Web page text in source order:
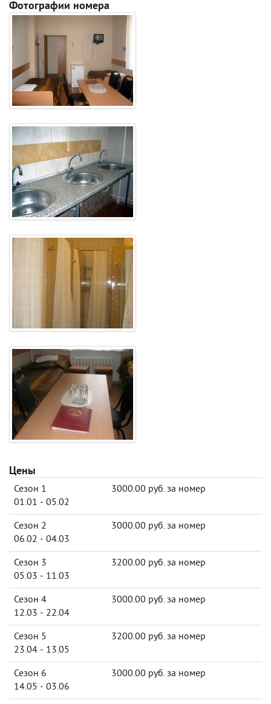
Фотографии номера
Цены
Сезон 1
01.01 - 05.02
3000.00 руб. за номер
Сезон 2
06.02 - 04.03
3000.00 руб. за номер
Сезон 3
05.03 - 11.03
3200.00 руб. за номер
Сезон 4
12.03 - 22.04
3000.00 руб. за номер
Сезон 5
23.04 - 13.05
3200.00 руб. за номер
Сезон 6
14.05 - 03.06
3000.00 руб. за номер